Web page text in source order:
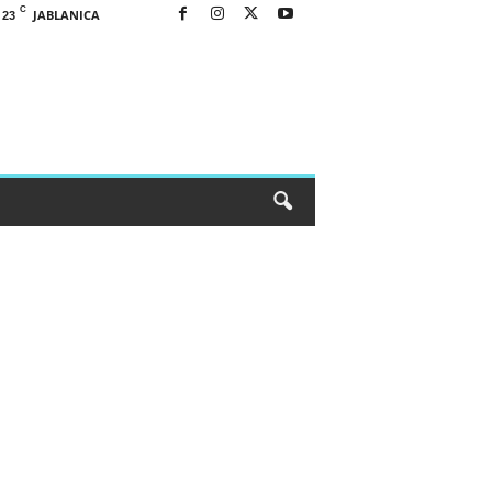
23 C JABLANICA